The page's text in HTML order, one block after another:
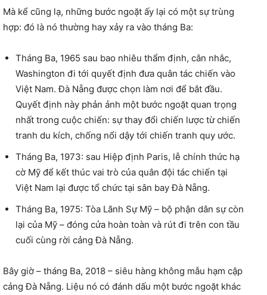
Mà kể cũng lạ, những bước ngoặt ấy lại có một sự trùng
hợp: đó là nó thường hay xảy ra vào tháng Ba:
Tháng Ba, 1965 sau bao nhiêu thẩm định, cân nhắc,
Washington đi tới quyết định đưa quân tác chiến vào
Việt Nam. Đà Nẵng được chọn làm nơi để bắt đầu.
Quyết định này phản ảnh một bước ngoặt quan trọng
nhất trong cuộc chiến: sự thay đổi chiến lược từ chiến
tranh du kích, chống nổi dậy tới chiến tranh quy ước.
Tháng Ba, 1973: sau Hiệp định Paris, lễ chính thức hạ
cờ Mỹ để kết thúc vai trò của quân đội tác chiến tại
Việt Nam lại được tổ chức tại sân bay Đà Nẵng.
Tháng Ba, 1975: Tòa Lãnh Sự Mỹ – bộ phận dân sự còn
lại của Mỹ – đóng cửa hoàn toàn và rút đi trên con tầu
cuối cùng rời cảng Đà Nẵng.
Bây giờ – tháng Ba, 2018 – siêu hàng không mẫu hạm cập
cảng Đà Nẵng. Liệu nó có đánh dấu một bước ngoặt khác